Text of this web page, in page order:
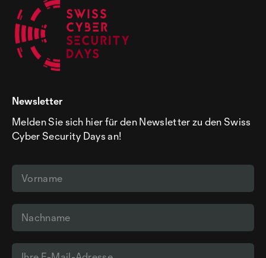
Newsletter
Melden Sie sich hier für den Newsletter zu den Swiss
Cyber Security Days an!